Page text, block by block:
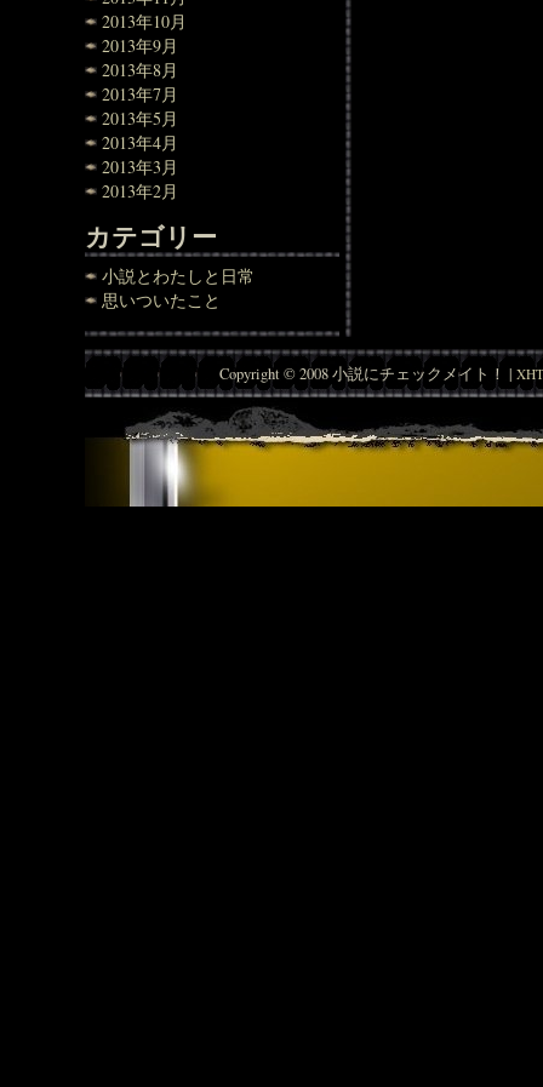
2013年10月
2013年9月
2013年8月
2013年7月
2013年5月
2013年4月
2013年3月
2013年2月
カテゴリー
小説とわたしと日常
思いついたこと
Copyright © 2008 小説にチェックメイト！ |